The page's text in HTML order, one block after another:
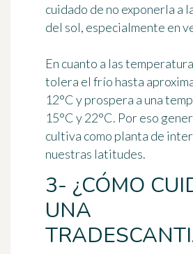
cuidado de no exponerla a
del sol, especialmente en
En cuanto a las
tolera el frío hasta
12°C y prospera a una
15°C y 22°C. Por eso
cultiva como planta de
nuestras latitudes.
3- ¿CÓMO
UNA